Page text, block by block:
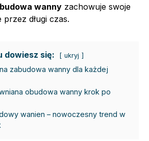
wanny zachowuje swoje
długi czas.
dowiesz się: ukryj
zabudowa wanny dla każdej
obudowa wanny krok po
wanien – nowoczesny trend w